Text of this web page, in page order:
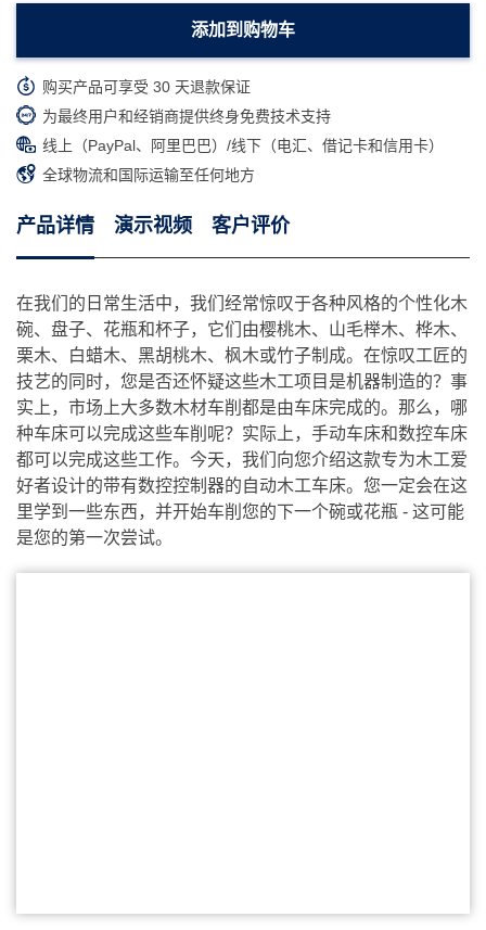
添加到购物车
购买产品可享受 30 天退款保证
为最终用户和经销商提供终身免费技术支持
线上（PayPal、阿里巴巴）/线下（电汇、借记卡和信用卡）
全球物流和国际运输至任何地方
产品详情 演示视频 客户评价
在我们的日常生活中，我们经常惊叹于各种风格的个性化木
碗、盘子、花瓶和杯子，它们由樱桃木、山毛榉木、桦木、
栗木、白蜡木、黑胡桃木、枫木或竹子制成。在惊叹工匠的
技艺的同时，您是否还怀疑这些木工项目是机器制造的？事
实上，市场上大多数木材车削都是由车床完成的。那么，哪
种车床可以完成这些车削呢？实际上，手动车床和数控车床
都可以完成这些工作。今天，我们向您介绍这款专为木工爱
好者设计的带有数控控制器的自动木工车床。您一定会在这
里学到一些东西，并开始车削您的下一个碗或花瓶 - 这可能
是您的第一次尝试。